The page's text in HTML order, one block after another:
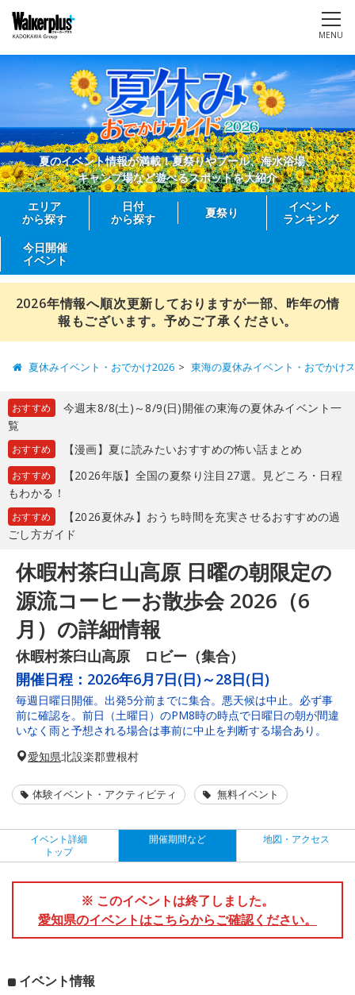
MENU
夏のイベント情報が満載！夏祭りやプール、海水浴場、
キャンプ場など遊べるスポットを大紹介
エリア
から探す
日付
から探す
夏祭り
イベント
ランキング
今日開催
イベント
2026年情報へ順次更新しておりますが一部、昨年の情
報もございます。予めご了承ください。
夏休みイベント・おでかけ2026 東海の夏休みイベント・おでかけ
おすすめ
今週末8/8(土)～8/9(日)開催の東海の夏休みイベント一
覧
おすすめ 【漫画】夏に読みたいおすすめの怖い話まとめ
おすすめ
【2026年版】全国の夏祭り注目27選。見どころ・日程
もわかる！
おすすめ
【2026夏休み】おうち時間を充実させるおすすめの過
ごし方ガイド
休暇村茶臼山高原 日曜の朝限定の
源流コーヒーお散歩会 2026（6
月）の詳細情報
休暇村茶臼山高原 ロビー（集合）
開催日程： 2026年6月7日(日)～28日(日)
毎週日曜日開催。出発5分前までに集合。悪天候は中止。必ず事
前に確認を。前日（土曜日）のPM8時の時点で日曜日の朝が間違
いなく雨と予想される場合は事前に中止を判断する場合あり。
愛知県北設楽郡豊根村
体験イベント・アクティビティ 無料イベント
イベント詳細
トップ
開催期間など 地図・アクセス
※ このイベントは終了しました。
愛知県のイベントはこちらからご確認ください。
イベント情報